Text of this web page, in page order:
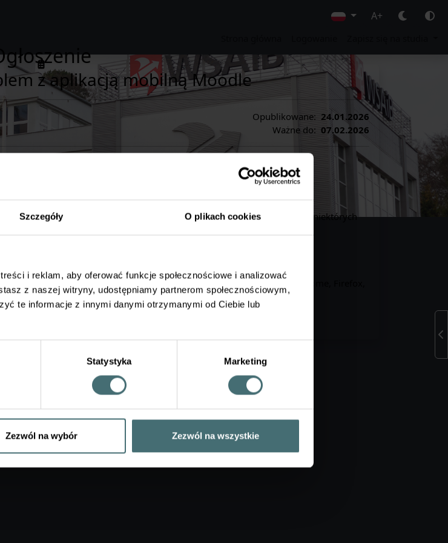
Szczegóły O plikach cookies
i reklam, aby oferować funkcje społecznościowe i analizować
z naszej witryny, udostępniamy partnerom społecznościowym,
te informacje z innymi danymi otrzymanymi od Ciebie lub
Statystyka Marketing
Zezwól na wybór Zezwól na wszystkie
A+
z aplikacją mobilną Moodle
Opublikowane: 24.01.2026
Ważne do: 07.02.2026
testów w Moodle.
dedykowanej aplikacji mobilnej Moodle (na smartfonach i tabletach). W niektórych
wpływ na przebieg i ocenę testu.
po zalogowaniu się przez przeglądarkę internetową (np. Chrome, Firefox,
Moodle.
mobilną Moodle.